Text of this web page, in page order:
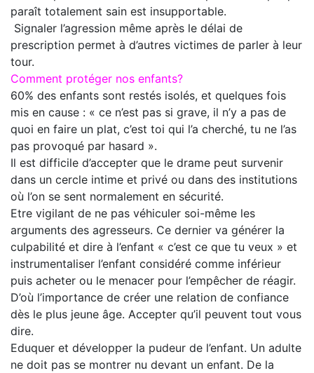
paraît totalement sain est insupportable.
Signaler l’agression même après le délai de
prescription permet à d’autres victimes de parler à leur
tour.
Comment protéger nos enfants?
60% des enfants sont restés isolés, et quelques fois
mis en cause : « ce n’est pas si grave, il n’y a pas de
quoi en faire un plat, c’est toi qui l’a cherché, tu ne l’as
pas provoqué par hasard ».
Il est difficile d’accepter que le drame peut survenir
dans un cercle intime et privé ou dans des institutions
où l’on se sent normalement en sécurité.
Etre vigilant de ne pas véhiculer soi-même les
arguments des agresseurs. Ce dernier va générer la
culpabilité et dire à l’enfant « c’est ce que tu veux » et
instrumentaliser l’enfant considéré comme inférieur
puis acheter ou le menacer pour l’empêcher de réagir.
D’où l’importance de créer une relation de confiance
dès le plus jeune âge. Accepter qu’il peuvent tout vous
dire.
Eduquer et développer la pudeur de l’enfant. Un adulte
ne doit pas se montrer nu devant un enfant. De la